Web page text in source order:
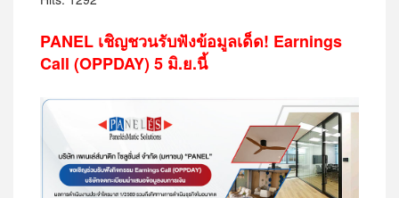
PANEL เชิญชวนรับฟังข้อมูลเด็ด! Earnings
Call (OPPDAY) 5 มิ.ย.นี้